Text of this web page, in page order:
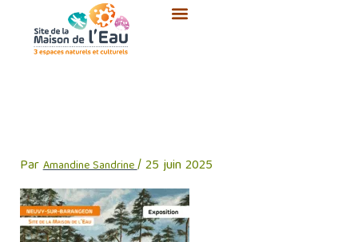
contenu
ParAmandine Sandrine/25 juin 2025